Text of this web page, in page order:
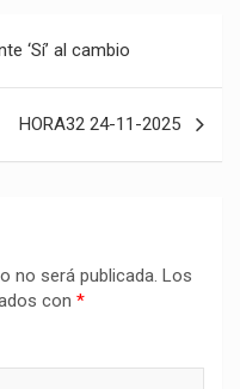
‘Sí’ al cambio
HORA32 24-11-2025
no será publicada. Los
con *